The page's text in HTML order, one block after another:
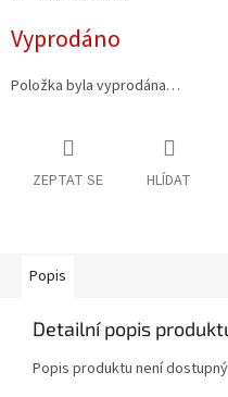
cena:
Vyprodáno
Položka byla vyprodána…
ZEPTAT SE HLÍDAT
Popis
Detailní popis
Popis produktu není dostupný